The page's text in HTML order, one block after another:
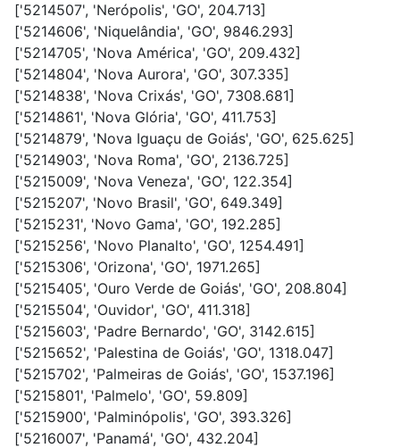
['5214507', 'Nerópolis', 'GO', 204.713]
['5214606', 'Niquelândia', 'GO', 9846.293]
['5214705', 'Nova América', 'GO', 209.432]
['5214804', 'Nova Aurora', 'GO', 307.335]
['5214838', 'Nova Crixás', 'GO', 7308.681]
['5214861', 'Nova Glória', 'GO', 411.753]
['5214879', 'Nova Iguaçu de Goiás', 'GO', 625.625]
['5214903', 'Nova Roma', 'GO', 2136.725]
['5215009', 'Nova Veneza', 'GO', 122.354]
['5215207', 'Novo Brasil', 'GO', 649.349]
['5215231', 'Novo Gama', 'GO', 192.285]
['5215256', 'Novo Planalto', 'GO', 1254.491]
['5215306', 'Orizona', 'GO', 1971.265]
['5215405', 'Ouro Verde de Goiás', 'GO', 208.804]
['5215504', 'Ouvidor', 'GO', 411.318]
['5215603', 'Padre Bernardo', 'GO', 3142.615]
['5215652', 'Palestina de Goiás', 'GO', 1318.047]
['5215702', 'Palmeiras de Goiás', 'GO', 1537.196]
['5215801', 'Palmelo', 'GO', 59.809]
['5215900', 'Palminópolis', 'GO', 393.326]
['5216007', 'Panamá', 'GO', 432.204]